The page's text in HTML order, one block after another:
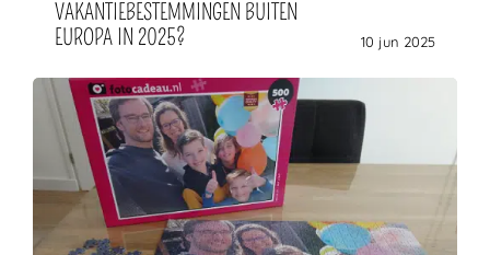
VAKANTIEBESTEMMINGEN BUITEN
EUROPA IN 2025?
10 jun 2025